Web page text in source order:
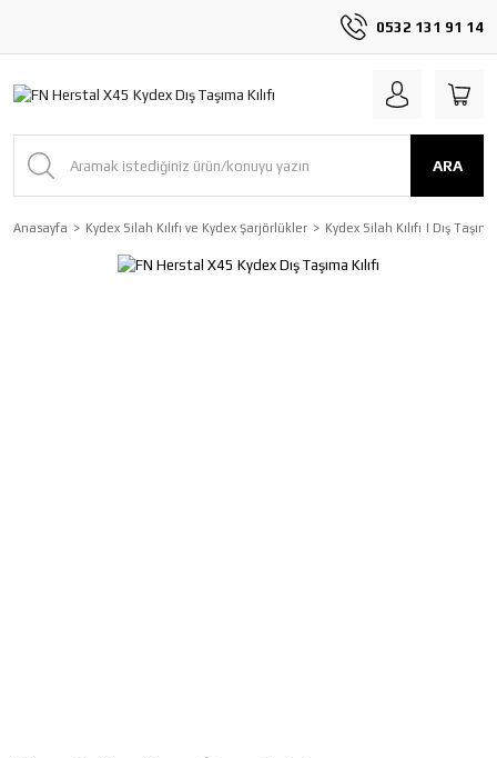
0532 131 91 14
ARA
Anasayfa Kydex Silah Kılıfı ve Kydex Şarjörlükler Kydex Silah Kılıfı | Dış Taşıma